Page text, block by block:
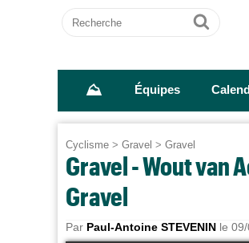
Recherche
Ok
⛰ Équipes
Cyclisme > Gravel > Gravel
Gravel - Wout van
Gravel
Par Paul-Antoine STEVENIN le